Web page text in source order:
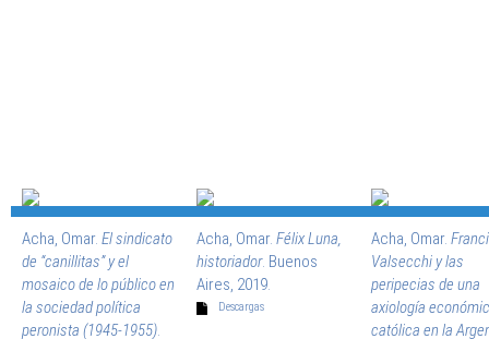
Acha, Omar. El sindicato
de “canillitas” y el
mosaico de lo público en
la sociedad política
peronista (1945-1955).
Acha, Omar. Félix Luna,
historiador. Buenos
Aires, 2019.
Descargas
Acha, Omar.
Valsecchi y las
peripecias de una
axiología
católica en la